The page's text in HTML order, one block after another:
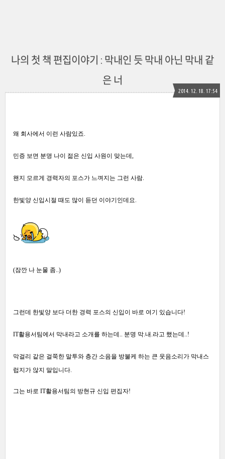
나의 첫 책 편집이야기 : 막내인 듯 막내 아닌 막내 같
은 너
2014. 12. 18. 17:54
왜 회사에서 이런 사람있죠.
민증 보면 분명 나이 젊은 신입 사원이 맞는데,
왠지 모르게 경력자의 포스가 느껴지는 그런 사람.
한빛양 신입시절 때도 많이 듣던 이야기 인데요.
(잠깐 나 눈물 좀..)
그런데 한빛양 보다 더한 경력 포스의 신입이 바로 여기 있습니다!
IT활용서팀에서 막내라고 소개를 하는데.. 분명 막.내.라고 했는데..!
막걸리 같은 걸쭉한 말투와 층간 소음을 방불케 하는 큰 웃음소리가 막내 스
럽지가 않지 말입니다.
그는 바로 IT활용서팀의 방현규 신입 편집자!